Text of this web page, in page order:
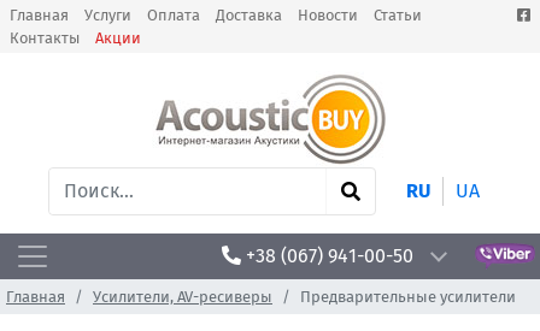
Главная Услуги Оплата Доставка Новости
Статьи
Контакты
Акции
RU UA
+38 (067) 941-00-50
Главная Усилители, AV-ресиверы Предварительные усилители